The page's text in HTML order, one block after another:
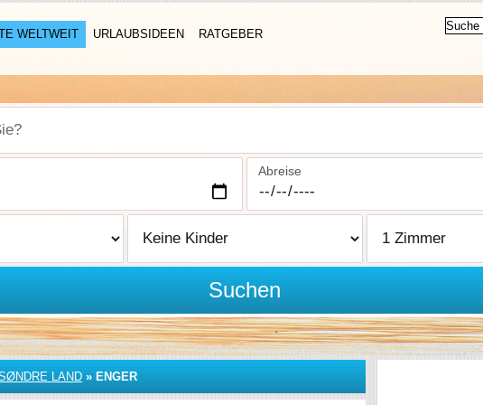
WELTWEIT URLAUBSIDEEN RATGEBER
Abreise
Suchen
LAND » ENGER